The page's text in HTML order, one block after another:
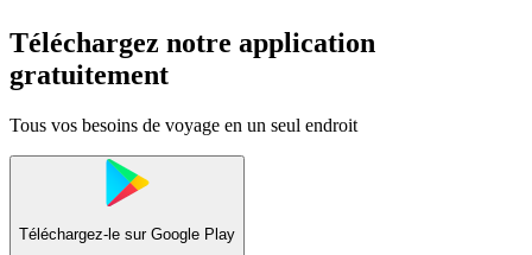
Téléchargez notre application
gratuitement
Tous vos besoins de voyage en un seul endroit
Téléchargez-le sur Google Play